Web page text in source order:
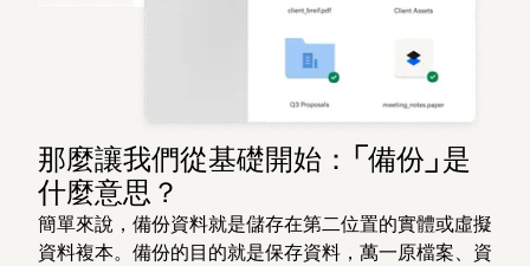
那麼讓我們從基礎開始：「備份」是
什麼意思？
簡單來說，備份資料就是儲存在第二位置的實體或虛擬
資料複本。備份的目的就是保存資料，萬一原檔案、資